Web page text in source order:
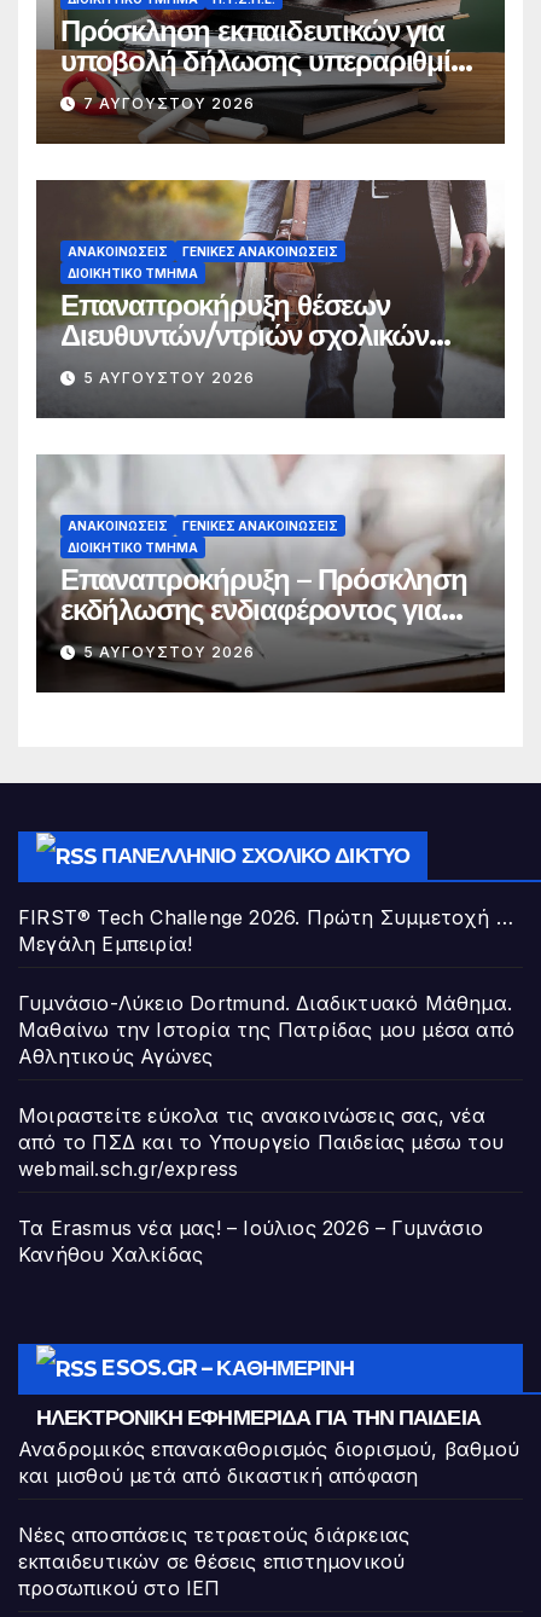
Πρόσκληση εκπαιδευτικών για
υποβολή δήλωσης υπεραριθμίας
κλάδου ΠΕ11
7 ΑΥΓΟΎΣΤΟΥ 2026
ΑΝΑΚΟΙΝΏΣΕΙΣ
ΓΕΝΙΚΈΣ ΑΝΑΚΟΙΝΏΣΕΙΣ
ΔΙΟΙΚΗΤΙΚΌ ΤΜΉΜΑ
Επαναπροκήρυξη θέσεων
Διευθυντών/ντριών σχολικών
μονάδων της Διεύθυνσης
Πρωτοβάθμιας Εκπαίδευσης
Χαλκιδικής
5 ΑΥΓΟΎΣΤΟΥ 2026
ΑΝΑΚΟΙΝΏΣΕΙΣ
ΓΕΝΙΚΈΣ ΑΝΑΚΟΙΝΏΣΕΙΣ
ΔΙΟΙΚΗΤΙΚΌ ΤΜΉΜΑ
Επαναπροκήρυξη – Πρόσκληση
εκδήλωσης ενδιαφέροντος για
την πλήρωση κενούμενης θέσης
Διευθυντή/ντριας Σχολικής
Μονάδας της Διεύθυνσης Π.Ε. Α΄
5 ΑΥΓΟΎΣΤΟΥ 2026
ΠΑΝΕΛΛΉΝΙΟ ΣΧΟΛΙΚΌ ΔΊΚΤΥΟ
FIRST® Tech Challenge 2026. Πρώτη Συμμετοχή …
Μεγάλη Εμπειρία!
Γυμνάσιο-Λύκειο Dortmund. Διαδικτυακό Μάθημα.
Μαθαίνω την Ιστορία της Πατρίδας μου μέσα από
Αθλητικούς Αγώνες
Μοιραστείτε εύκολα τις ανακοινώσεις σας, νέα
από το ΠΣΔ και το Υπουργείο Παιδείας μέσω του
webmail.sch.gr/express
Τα Erasmus νέα μας! – Ιούλιος 2026 – Γυμνάσιο
Κανήθου Χαλκίδας
ESOS.GR – ΚΑΘΗΜΕΡΙΝΉ
ΗΛΕΚΤΡΟΝΙΚΉ ΕΦΗΜΕΡΊΔΑ ΓΙΑ ΤΗΝ ΠΑΙΔΕΊΑ
Αναδρομικός επανακαθορισμός διορισμού, βαθμού
και μισθού μετά από δικαστική απόφαση
Νέες αποσπάσεις τετραετούς διάρκειας
εκπαιδευτικών σε θέσεις επιστημονικού
προσωπικού στο ΙΕΠ